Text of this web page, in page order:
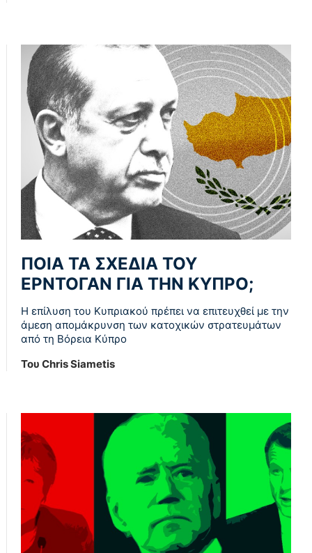
ΠΟΙΑ ΤΑ ΣΧΕΔΙΑ ΤΟΥ
ΕΡΝΤΟΓΑΝ ΓΙΑ ΤΗΝ ΚΥΠΡΟ;
Η επίλυση του Κυπριακού πρέπει να επιτευχθεί με την
άμεση απομάκρυνση των κατοχικών στρατευμάτων
από τη Βόρεια Κύπρο
Του Chris Siametis